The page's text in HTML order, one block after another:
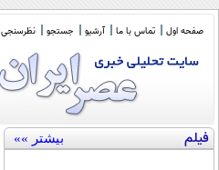
صفحه اول تماس با ما آرشیو جستجو نظرسنجی
فیلم بیشتر »»